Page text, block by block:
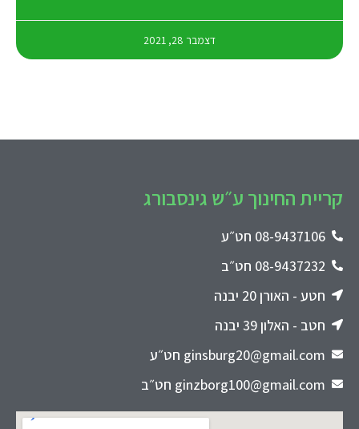
דצמבר 28, 2021
קריית החינוך ע״ש גינסבורג
08-9437106 חט״ע
08-9437232 חט״ב
חטע - האורן 20 יבנה
חטב - האלון 39 יבנה
ginsburg20@gmail.com חט״ע
‪ginzborg100@gmail.com‬‏ חט״ב